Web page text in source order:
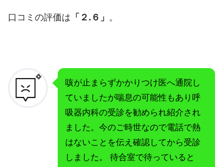
口コミの評価は 「２.６」 。
咳が止まらずかかりつけ医へ通院し
ていましたが喘息の可能性もあり呼
吸器内科の受診を勧められ紹介され
ました。今のご時世なので電話で熱
はないことを伝え確認してから受診
しました。 待合室で待っていると